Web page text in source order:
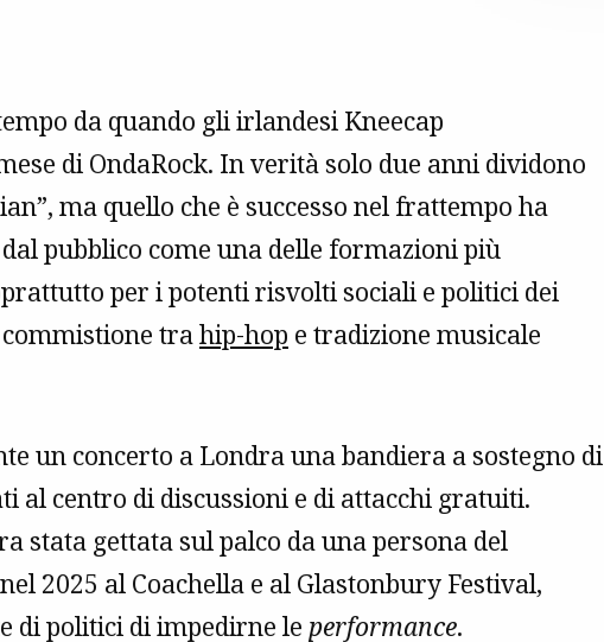
da quando gli irlandesi Kneecap
di OndaRock. In verità solo due anni dividono
ma quello che è successo nel frattempo ha
pubblico come una delle formazioni più
per i potenti risvolti sociali e politici dei
trahip-hop e tradizione musicale
un concerto a Londra una bandiera a sostegno di
al centro di discussioni e di attacchi gratuiti.
stata gettata sul palco da una persona del
2025 al Coachella e al Glastonbury Festival,
di politici di impedirne le performance.